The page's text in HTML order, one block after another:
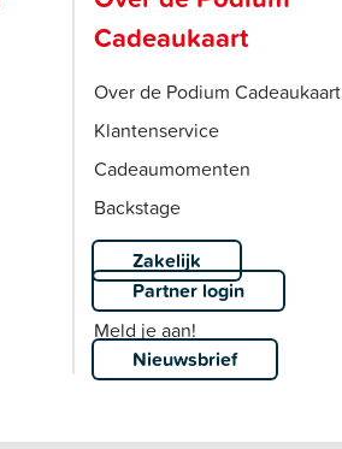
Cadeaukaart
Over de Podium Cadeaukaart
Klantenservice
Cadeaumomenten
Backstage
Zakelijk
Partner login
Meld je aan!
Nieuwsbrief